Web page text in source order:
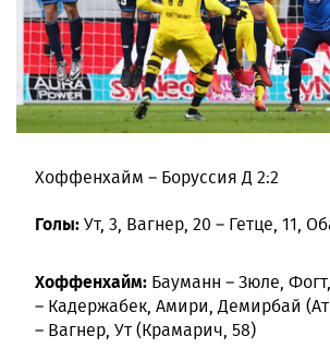
Хоффенхайм – Боруссия Д 2:2
Голы:Ут, 3, Вагнер, 20 – Гетце, 11,
Хоффенхайм: Бауманн – Зюле,
– Кадержабек, Амири, Демирбай
– Вагнер, Ут (Крамарич, 58)